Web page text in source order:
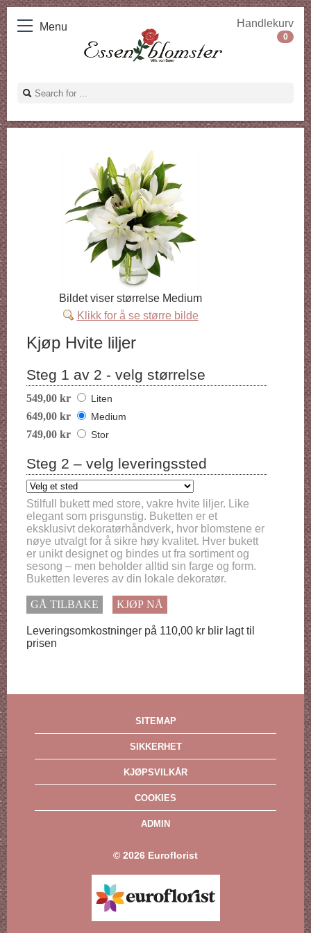
Menu Handlekurv
0
Bildet viser størrelse Medium
Klikk for å se større bilde
Kjøp Hvite liljer
Steg 1 av 2 - velg størrelse
549,00 kr Liten
649,00 kr Medium
749,00 kr Stor
Steg 2 – velg leveringssted
Stilfull bukett med store, vakre hvite liljer. Like
elegant som prisgunstig. Buketten er et
eksklusivt dekoratørhåndverk, hvor blomstene er
nøye utvalgt for å sikre høy kvalitet. Hver bukett
er unikt designet og bindes ut fra sortiment og
sesong – men beholder alltid sin farge og form.
Buketten leveres av din lokale dekoratør.
GÅ TILBAKE KJØP NÅ
Leveringsomkostninger på 110,00 kr blir lagt til
prisen
© 2026 Euroflorist
SITEMAP
SIKKERHET
KJØPSVILKÅR
COOKIES
ADMIN